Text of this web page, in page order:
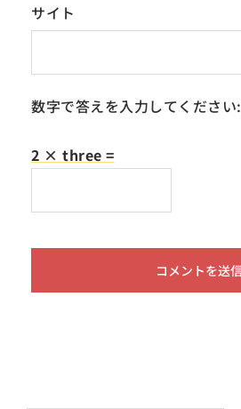
サイト
数字で答えを入力してください:
2 × three =